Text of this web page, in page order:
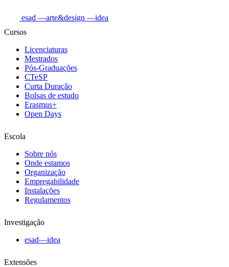
esad —arte&design —idea
Cursos
Licenciaturas
Mestrados
Pós-Graduações
CTeSP
Curta Duração
Bolsas de estudo
Erasmus+
Open Days
Escola
Sobre nós
Onde estamos
Organização
Empregabilidade
Instalações
Regulamentos
Investigação
esad—idea
Extensões